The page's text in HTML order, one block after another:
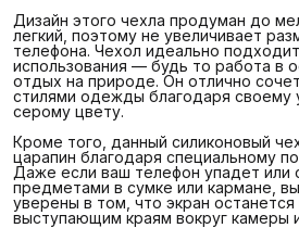
Дизайн этого чехла продуман до
легкий, поэтому не увеличивает
телефона. Чехол идеально
использования — будь то работа в
отдых на природе. Он отлично
стилями одежды благодаря своему
серому цвету.
Кроме того, данный силиконовый
царапин благодаря специальному
Даже если ваш телефон упадет или
предметами в сумке или кармане,
уверены в том, что экран
выступающим краям вокруг камеры